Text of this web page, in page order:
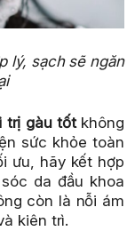
lý, sạch sẽ ngăn
trị gàu tốtkhông
sức khỏe toàn
ưu, hãy kết hợp
da đầu khoa
còn là nỗi ám
kiên trì.